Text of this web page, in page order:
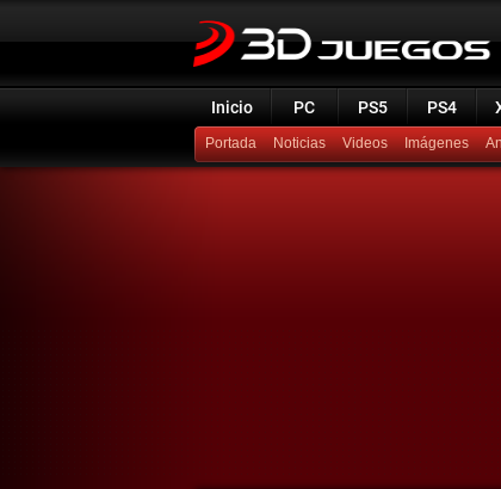
Inicio PC PS5 PS4
Portada Noticias Videos Imágenes